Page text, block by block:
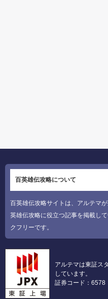
百英雄伝攻略について
百英雄伝攻略サイトは、アルテマ
英雄伝攻略に役立つ記事を掲載し
クフリーです。
アルテマは東証ス
しています。
証券コード：6578